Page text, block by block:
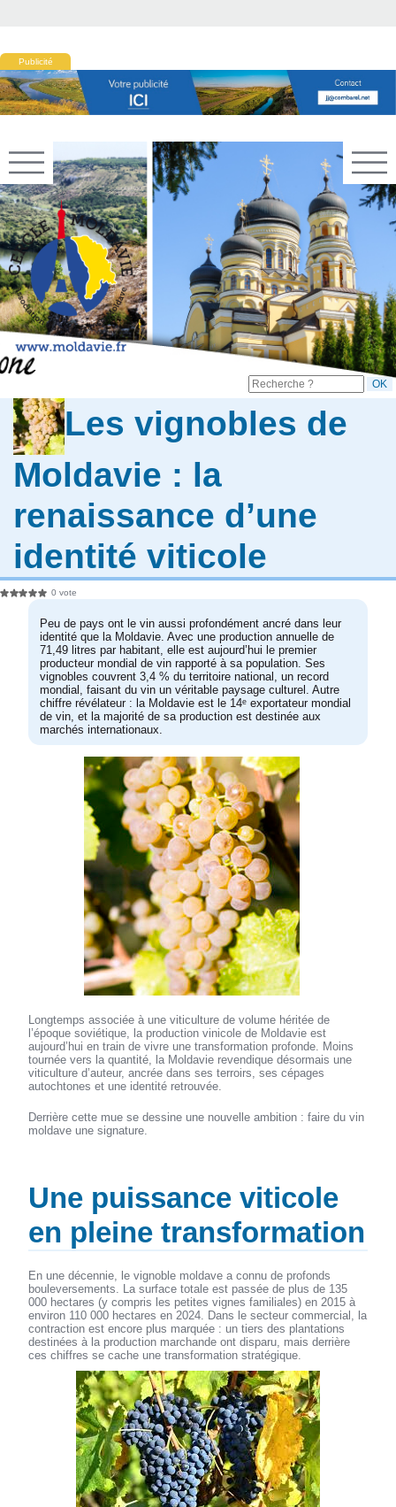
Publicité
Les vignobles de
Moldavie : la
renaissance d’une
identité viticole
0 vote
Peu de pays ont le vin aussi profondément ancré dans leur
identité que la Moldavie. Avec une production annuelle de
71,49 litres par habitant, elle est aujourd’hui le premier
producteur mondial de vin rapporté à sa population. Ses
vignobles couvrent 3,4 % du territoire national, un record
mondial, faisant du vin un véritable paysage culturel. Autre
chiffre révélateur : la Moldavie est le 14ᵉ exportateur mondial
de vin, et la majorité de sa production est destinée aux
marchés internationaux.
Longtemps associée à une viticulture de volume héritée de
l’époque soviétique, la production vinicole de Moldavie est
aujourd’hui en train de vivre une transformation profonde. Moins
tournée vers la quantité, la Moldavie revendique désormais une
viticulture d’auteur, ancrée dans ses terroirs, ses cépages
autochtones et une identité retrouvée.
Derrière cette mue se dessine une nouvelle ambition : faire du vin
moldave une signature.
Une puissance viticole
en pleine transformation
En une décennie, le vignoble moldave a connu de profonds
bouleversements. La surface totale est passée de plus de 135
000 hectares (y compris les petites vignes familiales) en 2015 à
environ 110 000 hectares en 2024. Dans le secteur commercial, la
contraction est encore plus marquée : un tiers des plantations
destinées à la production marchande ont disparu, mais derrière
ces chiffres se cache une transformation stratégique.